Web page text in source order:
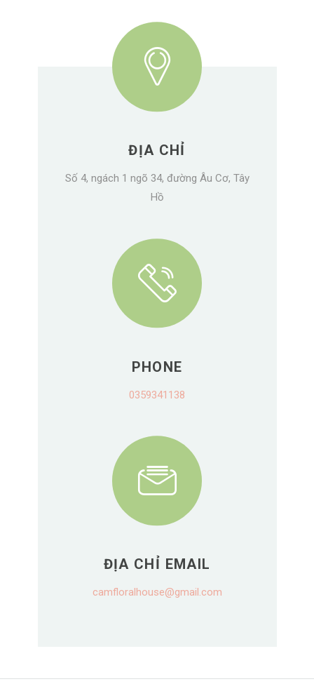
ĐỊA CHỈ
Số 4, ngách 1 ngõ 34, đường Âu Cơ, Tây
Hồ
PHONE
0359341138
ĐỊA CHỈ EMAIL
camfloralhouse@gmail.com